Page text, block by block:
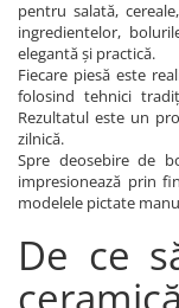
pentru salată,
ingredientelor,
elegantă și practică.
Fiecare piesă este
folosind tehnici
Rezultatul este un
zilnică.
Spre deosebire de
impresionează prin
modelele pictate
De ce